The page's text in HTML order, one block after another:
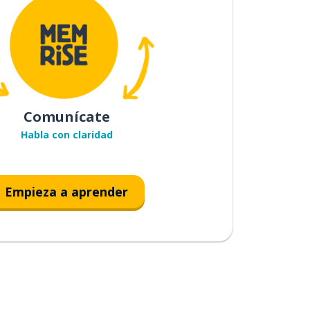
Comunícate
Habla con claridad
Empieza a aprender